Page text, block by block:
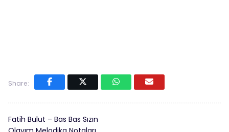
Share:
Fatih Bulut – Bas Bas Sızın